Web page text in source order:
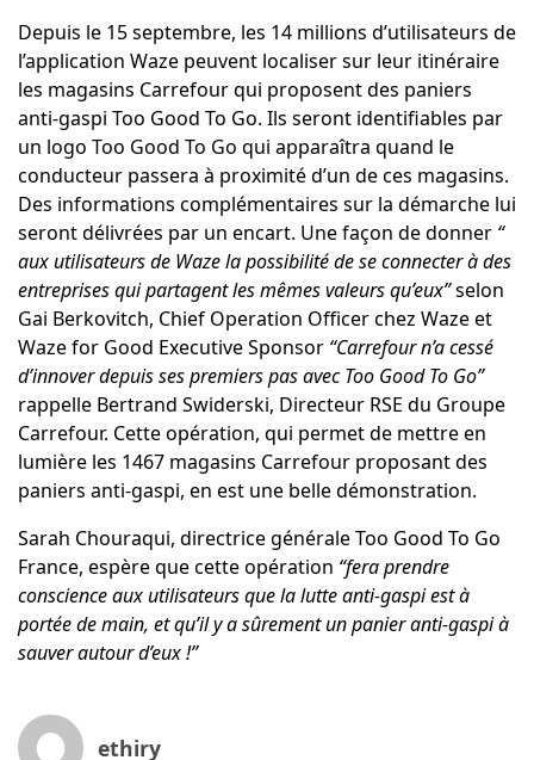
Depuis le 15 septembre, les 14 millions d’utilisateurs de
l’application Waze peuvent localiser sur leur itinéraire
les magasins Carrefour qui proposent des paniers
anti-gaspi Too Good To Go. Ils seront identifiables par
un logo Too Good To Go qui apparaîtra quand le
conducteur passera à proximité d’un de ces magasins.
Des informations complémentaires sur la démarche lui
seront délivrées par un encart. Une façon de donner “
aux utilisateurs de Waze la possibilité de se connecter à des
entreprises qui partagent les mêmes valeurs qu’eux”selon
Gai Berkovitch, Chief Operation Officer chez Waze et
Waze for Good Executive Sponsor “Carrefour n’a cessé
d’innover depuis ses premiers pas avec Too Good To Go”
rappelle Bertrand Swiderski, Directeur RSE du Groupe
Carrefour. Cette opération, qui permet de mettre en
lumière les 1467 magasins Carrefour proposant des
paniers anti-gaspi, en est une belle démonstration.
Sarah Chouraqui, directrice générale Too Good To Go
France, espère que cette opération “fera prendre
conscience aux utilisateurs que la lutte anti-gaspi est à
portée de main, et qu’il y a sûrement un panier anti-gaspi à
sauver autour d’eux !”
ethiry